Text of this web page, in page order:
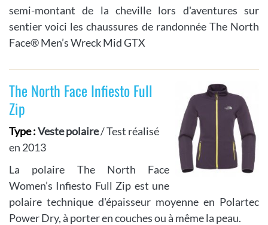
semi-montant de la cheville lors d'aventures sur
sentier voici les chaussures de randonnée The North
Face® Men’s Wreck Mid GTX
The North Face Infiesto Full
Zip
Type :Veste polaire/ Test réalisé
en 2013
La polaire The North Face
Women’s Infiesto Full Zip est une
polaire technique d'épaisseur moyenne en Polartec
Power Dry, à porter en couches ou à même la peau.